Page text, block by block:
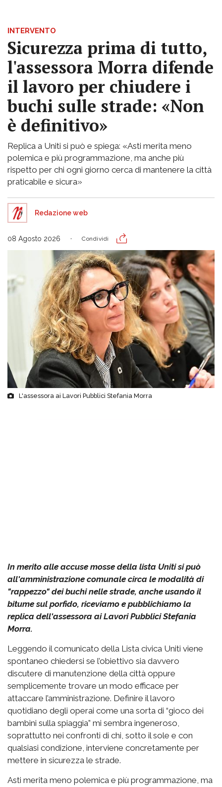
INTERVENTO
Sicurezza prima di tutto,
l'assessora Morra difende
il lavoro per chiudere i
buchi sulle strade: «Non
è definitivo»
Replica a Uniti si può e spiega: «Asti merita meno
polemica e più programmazione, ma anche più
rispetto per chi ogni giorno cerca di mantenere la città
praticabile e sicura»
Redazione web
08 Agosto 2026 Condividi
L'assessora ai Lavori Pubblici Stefania Morra
In merito alle accuse mosse della lista Uniti si può
all'amministrazione comunale circa le modalità di
"rappezzo" dei buchi nelle strade, anche usando il
bitume sul porfido, riceviamo e pubblichiamo la
replica dell'assessora ai Lavori Pubblici Stefania
Morra.
Leggendo il comunicato della Lista civica Uniti viene
spontaneo chiedersi se l’obiettivo sia davvero
discutere di manutenzione della città oppure
semplicemente trovare un modo efficace per
attaccare l’amministrazione. Definire il lavoro
quotidiano degli operai come una sorta di “gioco dei
bambini sulla spiaggia” mi sembra ingeneroso,
soprattutto nei confronti di chi, sotto il sole e con
qualsiasi condizione, interviene concretamente per
mettere in sicurezza le strade.
Asti merita meno polemica e più programmazione, ma